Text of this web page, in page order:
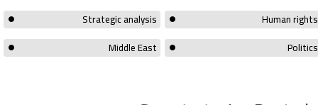
Strategic analysis
Human rights
Middle East
Politics